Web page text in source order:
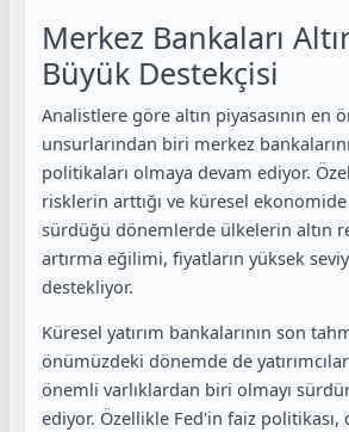
Merkez Bankaları
Büyük Destekçisi
Analistlere göre altın piyasasının en
unsurlarından biri merkez
politikaları olmaya devam ediyor.
risklerin arttığı ve küresel
sürdüğü dönemlerde ülkelerin altın
artırma eğilimi, fiyatların yüksek
destekliyor.
Küresel yatırım bankalarının son
önümüzdeki dönemde de
önemli varlıklardan biri olmayı
ediyor. Özellikle Fed'in faiz politikası,